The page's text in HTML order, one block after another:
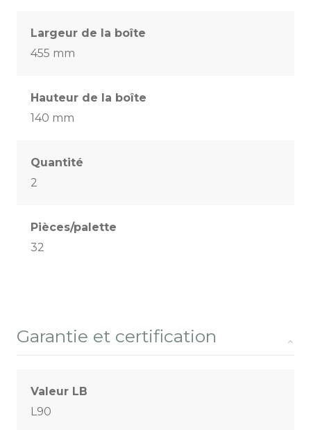
Largeur de la boîte
455 mm
Hauteur de la boîte
140 mm
Quantité
2
Pièces/palette
32
Garantie et certification
Valeur LB
L90